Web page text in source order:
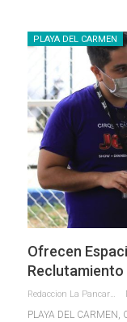
PLAYA DEL CARMEN
Ofrecen
Reclutamiento
Redaccion La Pancarta De Quintana Roo
PLAYA DEL CARMEN,